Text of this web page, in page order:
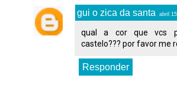
gui o zica da santa abril
qual a cor que vcs
castelo??? por favor me
Responder